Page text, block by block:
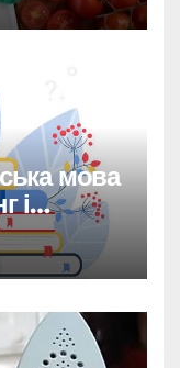
мова
і